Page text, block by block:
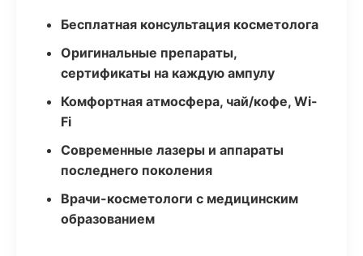
Бесплатная консультация косметолога
Оригинальные препараты,
сертификаты на каждую ампулу
Комфортная атмосфера, чай/кофе, Wi-
Fi
Современные лазеры и аппараты
последнего поколения
Врачи-косметологи с медицинским
образованием